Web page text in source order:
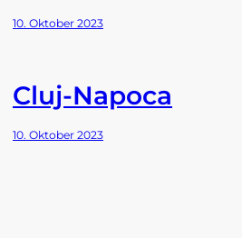
10. Oktober 2023
Cluj-Napoca
10. Oktober 2023